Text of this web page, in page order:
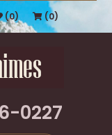
(0) (0)
0227